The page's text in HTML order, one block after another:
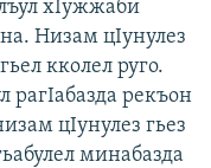
хIужжаби
Низам цIунулез
кколел руго.
рагIабазда рекъон
цIунулез гьез
минабазда